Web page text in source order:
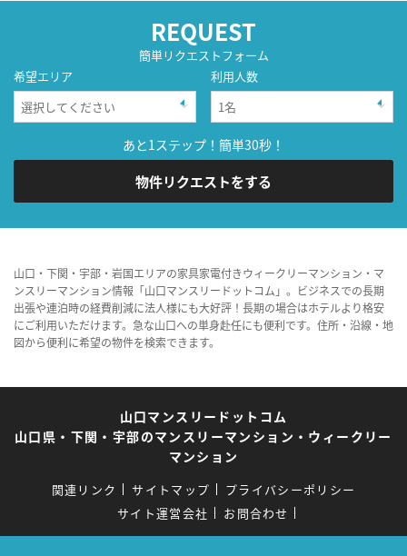
REQUEST
簡単リクエストフォーム
希望エリア
利用人数
あと1ステップ！簡単30秒！
物件リクエストをする
山口・下関・宇部・岩国エリアの家具家電付きウィークリーマンション・マ
ンスリーマンション情報「山口マンスリードットコム」。ビジネスでの長期
出張や連泊時の経費削減に法人様にも大好評！長期の場合はホテルより格安
にご利用いただけます。急な山口への単身赴任にも便利です。住所・沿線・地
図から便利に希望の物件を検索できます。
山口マンスリードットコム
山口県・下関・宇部のマンスリーマンション・ウィークリー
マンション
関連リンク サイトマップ
プライバシーポリシー
サイト運営会社
お問合わせ